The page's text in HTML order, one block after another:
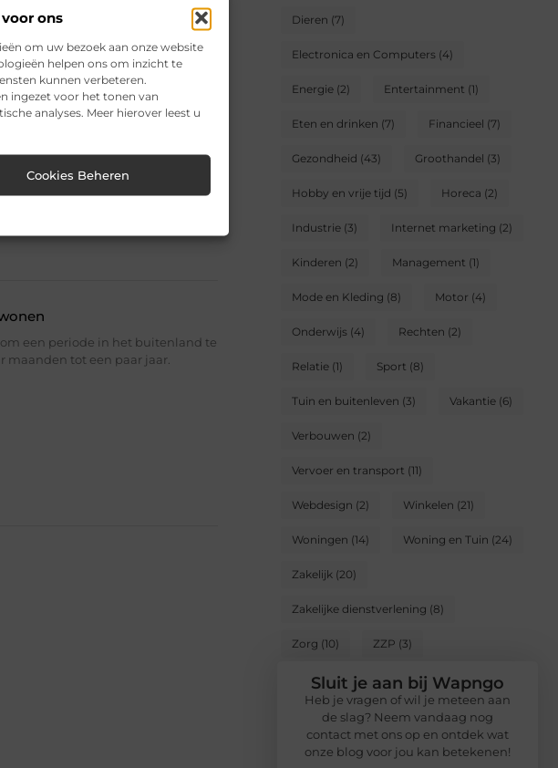
ons
om uw bezoek aan onze website
helpen ons om inzicht te
kunnen verbeteren.
ingezet voor het tonen van
analyses. Meer hierover leest u
Cookies Beheren
om met de auto te
van de beroemdste van deze
een periode in het buitenland te
maanden tot een paar jaar.
Dieren (7)
Electronica en Computers (4)
Energie (2) Entertainment (1)
Eten en drinken (7) Financieel (7)
Gezondheid (43) Groothandel (3)
Hobby en vrije tijd (5) Horeca (2)
Industrie (3) Internet marketing (2)
Kinderen (2) Management (1)
Mode en Kleding (8) Motor (4)
Onderwijs (4) Rechten (2)
Relatie (1) Sport (8)
Tuin en buitenleven (3) Vakantie (6)
Verbouwen (2)
Vervoer en transport (11)
Webdesign (2) Winkelen (21)
Woningen (14) Woning en Tuin (24)
Zakelijk (20)
Zakelijke dienstverlening (8)
Zorg (10) ZZP (3)
Sluit je aan bij Wapngo
Heb je vragen of wil je meteen aan
de slag? Neem vandaag nog
contact met ons op en ontdek wat
onze blog voor jou kan betekenen!